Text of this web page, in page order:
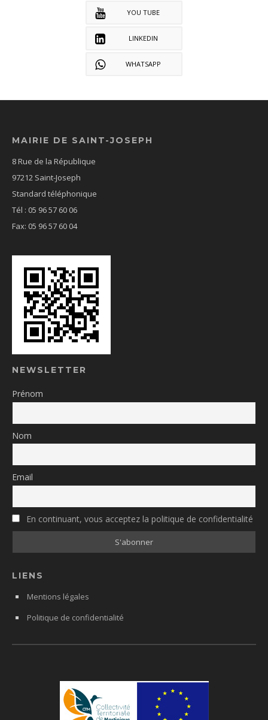
YOU TUBE
LINKEDIN
WHATSAPP
MAIRIE DE SAINT-JOSEPH
8 Rue de la République
97212 Saint-Joseph
Standard téléphonique
Tél : 05 96 57 60 06
Fax: 05 96 57 60 04
NEWSLETTER
Prénom
Nom
Email
En continuant, vous acceptez la politique de confidentialité
LIENS
Mentions légales
Politique de confidentialité